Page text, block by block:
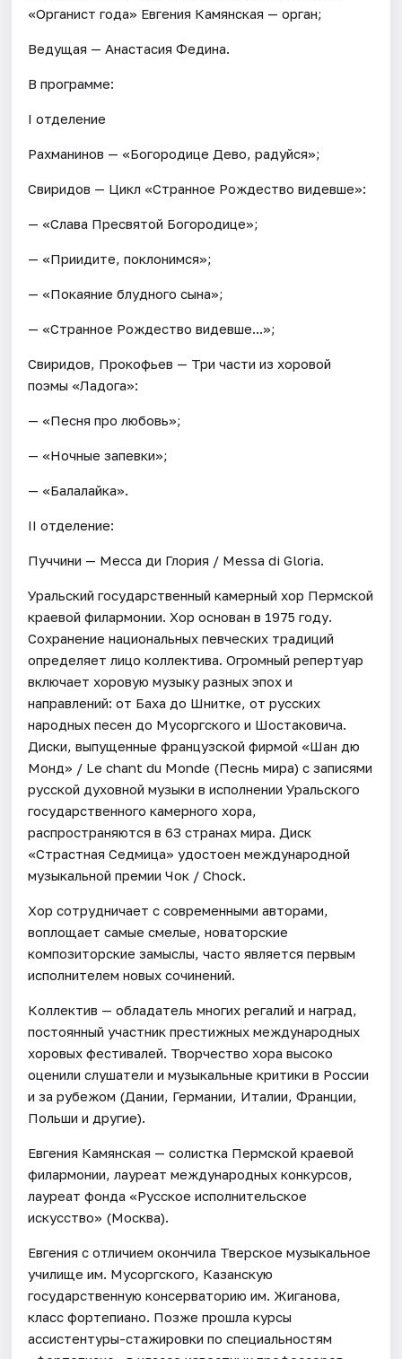
«Органист года» Евгения Камянская — орган;
Ведущая — Анастасия Федина.
В программе:
I отделение
Рахманинов — «Богородице Дево, радуйся»;
Свиридов — Цикл «Странное Рождество видевше»:
— «Слава Пресвятой Богородице»;
— «Приидите, поклонимся»;
— «Покаяние блудного сына»;
— «Странное Рождество видевше...»;
Свиридов, Прокофьев — Три части из хоровой
поэмы «Ладога»:
— «Песня про любовь»;
— «Ночные запевки»;
— «Балалайка».
II отделение:
Пуччини — Месса ди Глория / Messa di Gloria.
Уральский государственный камерный хор Пермской
краевой филармонии. Хор основан в 1975 году.
Сохранение национальных певческих традиций
определяет лицо коллектива. Огромный репертуар
включает хоровую музыку разных эпох и
направлений: от Баха до Шнитке, от русских
народных песен до Мусоргского и Шостаковича.
Диски, выпущенные французской фирмой «Шан дю
Монд» / Le chant du Monde (Песнь мира) с записями
русской духовной музыки в исполнении Уральского
государственного камерного хора,
распространяются в 63 странах мира. Диск
«Страстная Седмица» удостоен международной
музыкальной премии Чок / Chock.
Хор сотрудничает с современными авторами,
воплощает самые смелые, новаторские
композиторские замыслы, часто является первым
исполнителем новых сочинений.
Коллектив — обладатель многих регалий и наград,
постоянный участник престижных международных
хоровых фестивалей. Творчество хора высоко
оценили слушатели и музыкальные критики в России
и за рубежом (Дании, Германии, Италии, Франции,
Польши и другие).
Евгения Камянская — солистка Пермской краевой
филармонии, лауреат международных конкурсов,
лауреат фонда «Русское исполнительское
искусство» (Москва).
Евгения с отличием окончила Тверское музыкальное
училище им. Мусоргского, Казанскую
государственную консерваторию им. Жиганова,
класс фортепиано. Позже прошла курсы
ассистентуры-стажировки по специальностям